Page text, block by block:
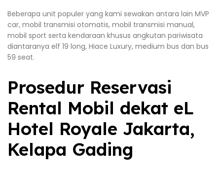
Beberapa unit populer yang kami sewakan antara lain MVP
car, mobil transmisi otomatis, mobil transmisi manual,
mobil sport serta kendaraan khusus angkutan pariwisata
diantaranya elf 19 long, Hiace Luxury, medium bus dan bus
59 seat.
Prosedur Reservasi
Rental Mobil dekat eL
Hotel Royale Jakarta,
Kelapa Gading